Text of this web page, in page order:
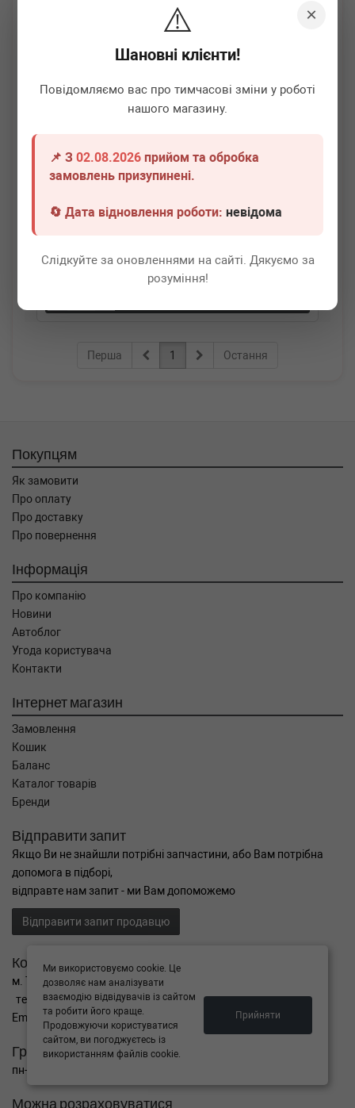
×
⚠️
Шановні клієнти!
Повідомляємо вас про тимчасові зміни у роботі
нашого магазину.
📌 З02.08.2026 прийом та обробка
замовлень призупинені.
🔄 Дата відновлення роботи:невідома
Слідкуйте за оновленнями на сайті. Дякуємо за
розуміння!
ADLER B11293
3 280грн Всі ціни
Перша 1 Остання
Покупцям
Як замовити
Про оплату
Про доставку
Про повернення
Інформація
Про компанію
Новини
Автоблог
Угода користувача
Контакти
Інтернет магазин
Замовлення
Кошик
Баланс
Каталог товарів
Бренди
Відправити запит
Якщо Ви не знайшли потрібні запчастини, або Вам потрібна
допомога в підборі,
відправте нам запит - ми Вам допоможемо
Відправити запит продавцю
Контакти
м. Тернопіль вул. Микулинецька 106а
тел. +38(099)650-59-19
Email. autokitparts@yahoo.com
Графік роботи
пн-пт з 9:00 до 17:00, сб - вихідний, нд - вихідний
Можна розраховуватися
Ми використовуємо cookie. Це
дозволяє нам аналізувати
взаємодію відвідувачів із сайтом
та робити його краще.
Продовжуючи користуватися
сайтом, ви погоджуєтесь із
використанням файлів cookie.
Прийняти